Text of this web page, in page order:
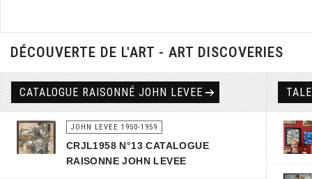
DÉCOUVERTE DE L'ART - ART DISCOVERIES
CATALOGUE RAISONNÉ JOHN LEVEE
JOHN LEVEE 1950-1959
CRJL1958 N°13 CATALOGUE
RAISONNE JOHN LEVEE